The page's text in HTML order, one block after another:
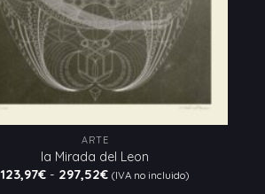
ARTE
la Mirada del Leon
123,97€ - 297,52€Rango
de
(IVA no incluido)